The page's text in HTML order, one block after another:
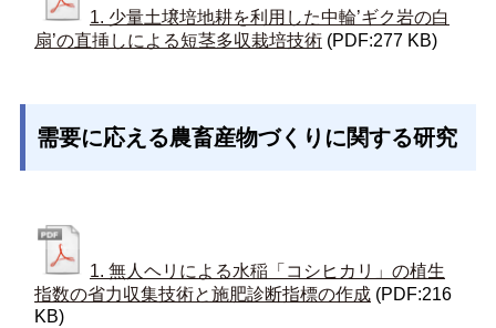
1. 少量土壌培地耕を利用した中輪’ギク岩の白
扇’の直挿しによる短茎多収栽培技術 (PDF:277 KB)
需要に応える農畜産物づくりに関する研究
1. 無人ヘリによる水稲「コシヒカリ」の植生
指数の省力収集技術と施肥診断指標の作成 (PDF:216
KB)